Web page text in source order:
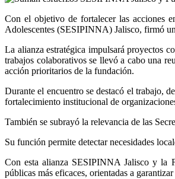
Con el objetivo de fortalecer las acciones
Adolescentes (SESIPINNA) Jalisco, firmó
La alianza estratégica impulsará proyectos
trabajos colaborativos se llevó a cabo una
acción prioritarios de la fundación.
Durante el encuentro se destacó el trabajo,
fortalecimiento institucional de
También se subrayó la relevancia de las
Su función permite detectar necesidades
Con esta alianza SESIPINNA Jalisco y la
públicas más eficaces, orientadas a